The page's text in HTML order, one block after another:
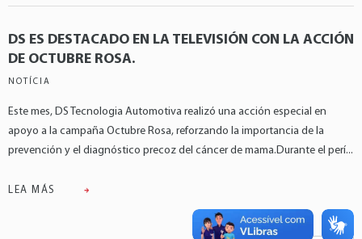
DS ES DESTACADO EN LA TELEVISIÓN CON LA ACCIÓN
DE OCTUBRE ROSA.
NOTÍCIA
Este mes, DS Tecnologia Automotiva realizó una acción especial en
apoyo a la campaña Octubre Rosa, reforzando la importancia de la
prevención y el diagnóstico precoz del cáncer de mama.Durante el perí...
LEA MÁS